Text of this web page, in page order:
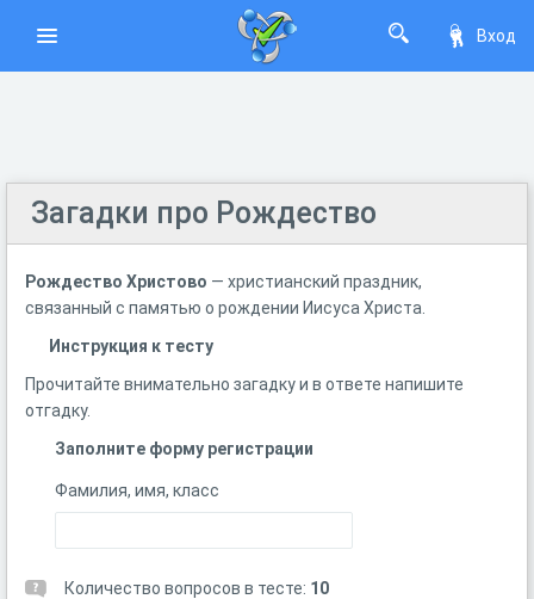
Вход
Загадки про Рождество
Рождество Христово — христианский праздник,
связанный с памятью о рождении Иисуса Христа.
Инструкция к тесту
Прочитайте внимательно загадку и в ответе напишите
отгадку.
Заполните форму регистрации
Фамилия, имя, класс
Количество вопросов в тесте: 10